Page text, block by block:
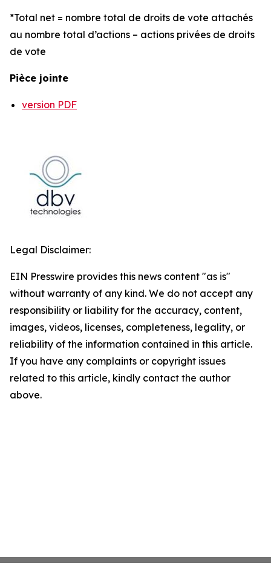
*Total net = nombre total de droits de vote attachés
au nombre total d’actions – actions privées de droits
de vote
Pièce jointe
version PDF
Legal Disclaimer:
EIN Presswire provides this news content "as is"
without warranty of any kind. We do not accept any
responsibility or liability for the accuracy, content,
images, videos, licenses, completeness, legality, or
reliability of the information contained in this article.
If you have any complaints or copyright issues
related to this article, kindly contact the author
above.